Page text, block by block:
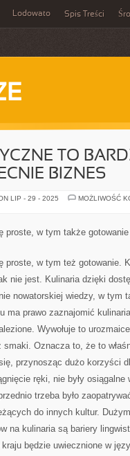
Lodowato Spis Treści
TO
BIZNES
LIP - 29 - 2025
MOŻLIWOŚĆ
proste, w tym także gotowanie
proste, w tym też gotowanie.
nie jest. Kulinaria dzięki
nowatorskiej wiedzy, w tym
ma prawo zaznajomić
Wywołuje to
smaki. Oznacza to, że to
przynosząc dużo korzyści
ręki, nie były
trzeba było
do innych kultur.
na kulinaria są bariery
będzie uwiecznione w